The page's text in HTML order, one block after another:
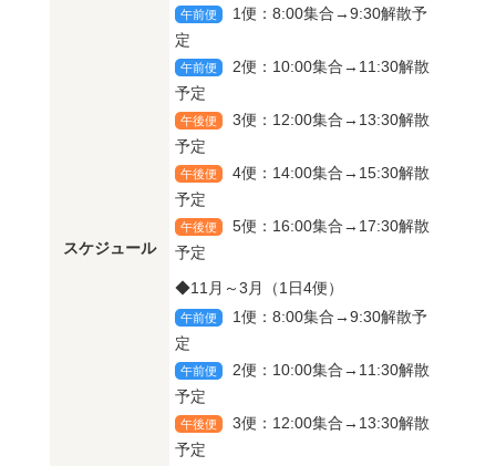
スケジュール
午前便
1便：8:00集合→9:30解散予
定
午前便
2便：10:00集合→11:30解散
予定
午後便
3便：12:00集合→13:30解散
予定
午後便
4便：14:00集合→15:30解散
予定
午後便
5便：16:00集合→17:30解散
予定
◆11月～3月（1日4便）
午前便
1便：8:00集合→9:30解散予
定
午前便
2便：10:00集合→11:30解散
予定
午後便
3便：12:00集合→13:30解散
予定